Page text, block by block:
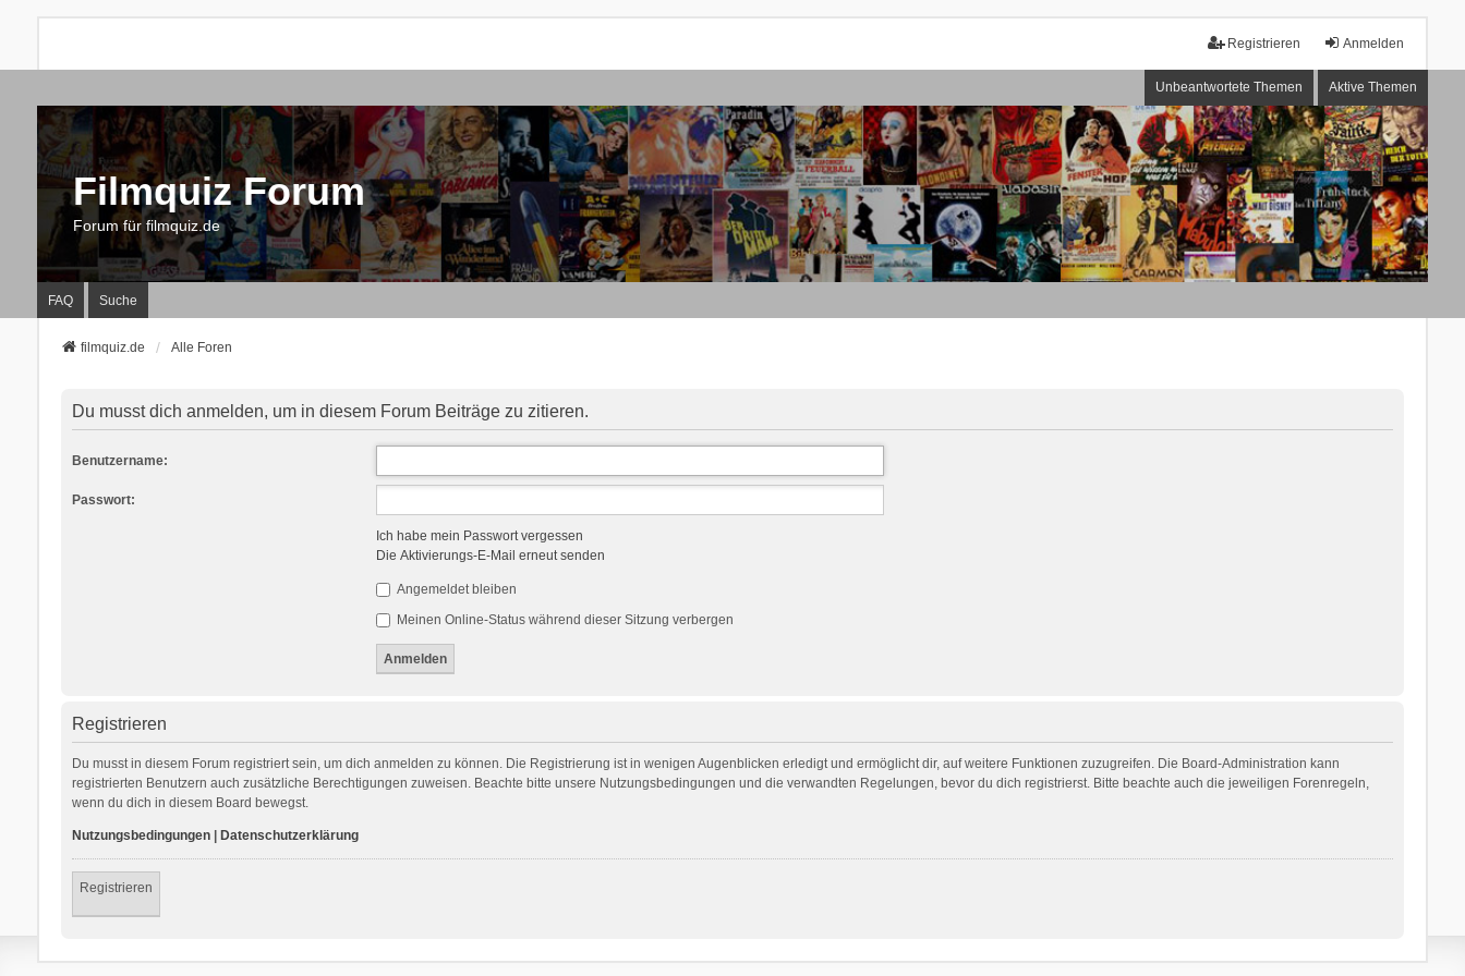
Anmelden
Registrieren
Unbeantwortete Themen Aktive Themen
Filmquiz Forum
Forum für filmquiz.de
FAQ Suche
filmquiz.de Alle Foren
Du musst dich anmelden, um in diesem Forum Beiträge zu zitieren.
Benutzername:
Passwort:
Ich habe mein Passwort vergessen
Die Aktivierungs-E-Mail erneut senden
Angemeldet bleiben
Meinen Online-Status während dieser Sitzung verbergen
Registrieren
Du musst in diesem Forum registriert sein, um dich anmelden zu können. Die Registrierung ist in wenigen Augenblicken erledigt und ermöglicht dir, auf weitere Funktionen zuzugreifen. Die Board-Administration kann
registrierten Benutzern auch zusätzliche Berechtigungen zuweisen. Beachte bitte unsere Nutzungsbedingungen und die verwandten Regelungen, bevor du dich registrierst. Bitte beachte auch die jeweiligen Forenregeln,
wenn du dich in diesem Board bewegst.
Nutzungsbedingungen| Datenschutzerklärung
Registrieren